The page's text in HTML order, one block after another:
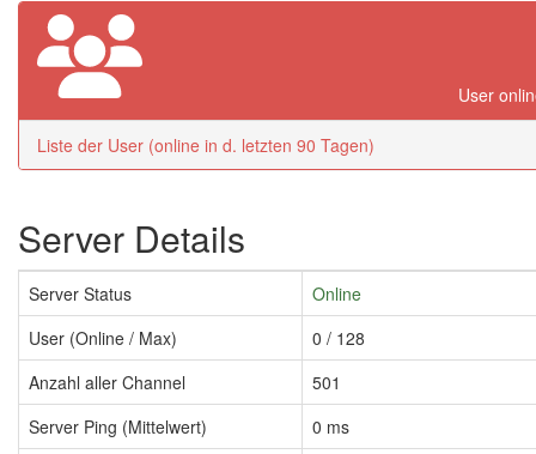
User
Liste der User (online in d. letzten 90 Tagen)
Server Details
Server Status
Online
User (Online / Max)
0 / 128
Anzahl aller Channel
501
Server Ping (Mittelwert)
0 ms